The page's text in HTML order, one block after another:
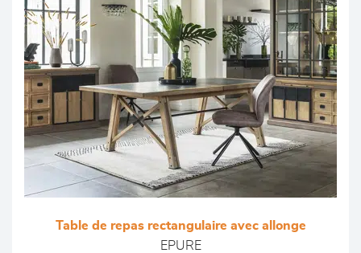
Table de repas rectangulaire avec allonge
EPURE